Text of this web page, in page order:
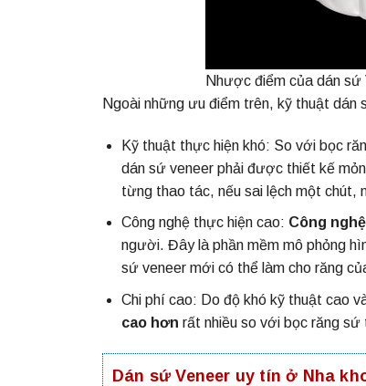
Nhược điểm của dán sứ
Ngoài những ưu điểm trên, kỹ thuật dán
Kỹ thuật thực hiện khó: So với bọc
dán sứ veneer phải được thiết kế
từng thao tác, nếu sai lệch một chút,
Công nghệ thực hiện cao: Công
người. Đây là phần mềm mô phỏng
sứ veneer mới có thể làm cho răng
Chi phí cao: Do độ khó kỹ thuật cao
cao hơn rất nhiều so với bọc răng sứ
Dán sứ Veneer uy tín ở Nha